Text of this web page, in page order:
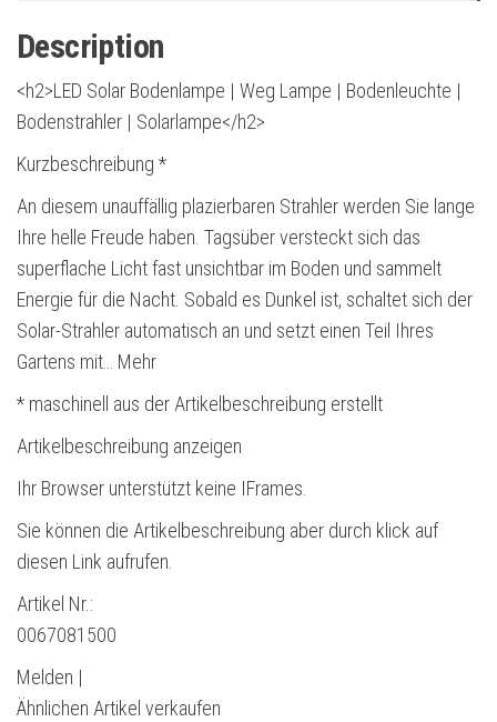
Description
<h2>LED Solar Bodenlampe | Weg Lampe | Bodenleuchte |
Bodenstrahler | Solarlampe</h2>
Kurzbeschreibung *
An diesem unauffällig plazierbaren Strahler werden Sie lange
Ihre helle Freude haben. Tagsüber versteckt sich das
superflache Licht fast unsichtbar im Boden und sammelt
Energie für die Nacht. Sobald es Dunkel ist, schaltet sich der
Solar-Strahler automatisch an und setzt einen Teil Ihres
Gartens mit… Mehr
* maschinell aus der Artikelbeschreibung erstellt
Artikelbeschreibung anzeigen
Ihr Browser unterstützt keine IFrames.
Sie können die Artikelbeschreibung aber durch klick auf
diesen Link aufrufen.
Artikel Nr.:
0067081500
Melden |
Ähnlichen Artikel verkaufen